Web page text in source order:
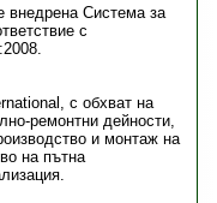
внедрена Система за
с
с обхват на
ремонтни дейности,
и монтаж на
на пътна